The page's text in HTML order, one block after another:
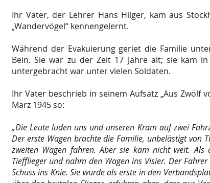
Ihr Vater, der Lehrer Hans Hilger, kam aus
„Wandervögel“ kennengelernt.
Während der Evakuierung geriet die Familie
Bein. Sie war zu der Zeit 17 Jahre alt; sie kam
untergebracht war unter vielen Soldaten.
Ihr Vater beschrieb in seinem Aufsatz „Aus Zwölf
März 1945 so:
„Die Leute luden uns und unseren Kram auf zwei
Der erste Wagen brachte die Familie, unbelästigt von
zweiten Wagen fahren. Aber sie kam nicht weit.
Tiefflieger und nahm den Wagen ins Visier. Der
Schuss ins Knie. Sie wurde als erste in den